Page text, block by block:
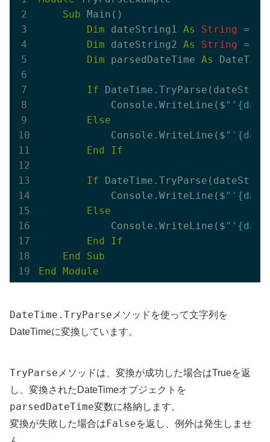
Sub Main()
Dim dateString1 As String =
Dim dateString2 As String =
Dim parsedDateTime As DateTime
If
            Console.WriteLine($
Else
            Console.WriteLine($
End
If
If
            Console.WriteLine($
Else
            Console.WriteLine($
End
If
End
Sub
End
Module
DateTime.TryParse メソッドを使って文字列を
DateTimeに変換しています。
TryParse メソッドは、変換が成功した場合はTrueを返
し、変換されたDateTimeオブジェクトを
parsedDateTime変数に格納します。
変換が失敗した場合は Falseを返し、例外は発生しませ